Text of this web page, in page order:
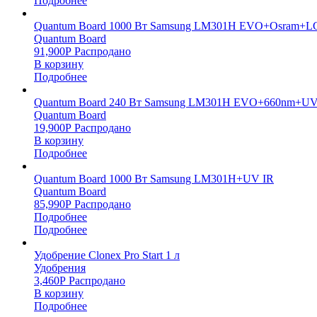
Quantum Board 1000 Вт Samsung LM301H
Quantum Board
91,900Р Распродано
В корзину
Подробнее
Quantum Board 240 Вт Samsung LM301H
Quantum Board
19,900Р Распродано
В корзину
Подробнее
Quantum Board 1000 Вт Samsung LM301H+UV IR
Quantum Board
85,990Р Распродано
Подробнее
Подробнее
Удобрение Clonex Pro Start 1 л
Удобрения
3,460Р Распродано
В корзину
Подробнее